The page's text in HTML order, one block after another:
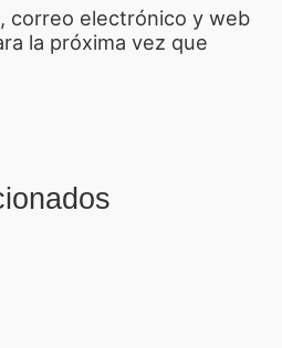
correo electrónico y web
la próxima vez que